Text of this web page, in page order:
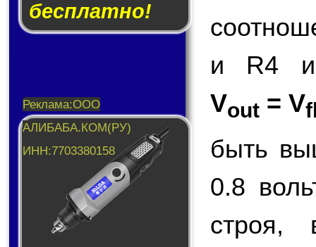
бесплатно!
и R4 и
Vout = V
быть
0.8
строя,